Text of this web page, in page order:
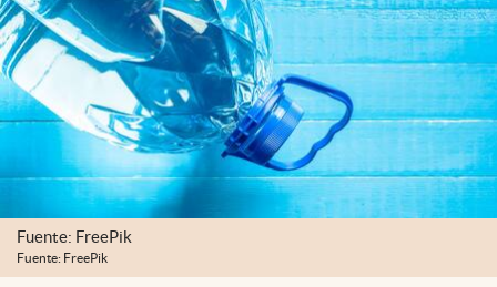
abre en nueva pestaña
México
Fuente: FreePik
Fuente: FreePik